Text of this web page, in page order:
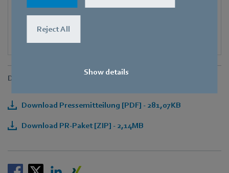
Reject All
Show details
Downloads
Download Pressemitteilung [PDF] - 281,07KB
Download PR-Paket [ZIP] - 2,14MB